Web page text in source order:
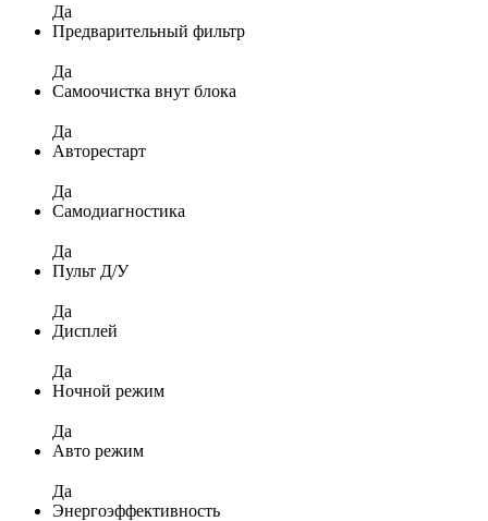
Да
Предварительный фильтр
Да
Самоочистка внут блока
Да
Авторестарт
Да
Самодиагностика
Да
Пульт Д/У
Да
Дисплей
Да
Ночной режим
Да
Авто режим
Да
Энергоэффективность